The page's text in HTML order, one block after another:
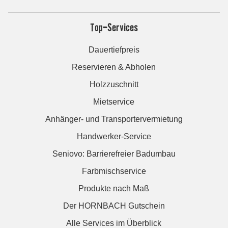
Top-Services
Dauertiefpreis
Reservieren & Abholen
Holzzuschnitt
Mietservice
Anhänger- und Transportervermietung
Handwerker-Service
Seniovo: Barrierefreier Badumbau
Farbmischservice
Produkte nach Maß
Der HORNBACH Gutschein
Alle Services im Überblick